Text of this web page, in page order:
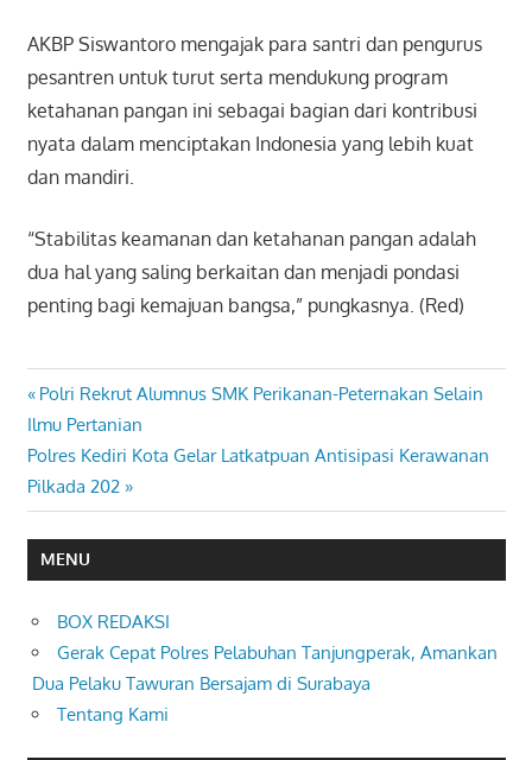
AKBP Siswantoro mengajak para santri dan pengurus
pesantren untuk turut serta mendukung program
ketahanan pangan ini sebagai bagian dari kontribusi
nyata dalam menciptakan Indonesia yang lebih kuat
dan mandiri.
“Stabilitas keamanan dan ketahanan pangan adalah
dua hal yang saling berkaitan dan menjadi pondasi
penting bagi kemajuan bangsa,” pungkasnya. (Red)
Navigasi
pos
Previous
Post:
Polri Rekrut Alumnus SMK Perikanan-Peternakan Selain
Ilmu Pertanian
Next
Post:
Polres Kediri Kota Gelar Latkatpuan Antisipasi Kerawanan
Pilkada 202
MENU
BOX REDAKSI
Gerak Cepat Polres Pelabuhan Tanjungperak, Amankan
Dua Pelaku Tawuran Bersajam di Surabaya
Tentang Kami